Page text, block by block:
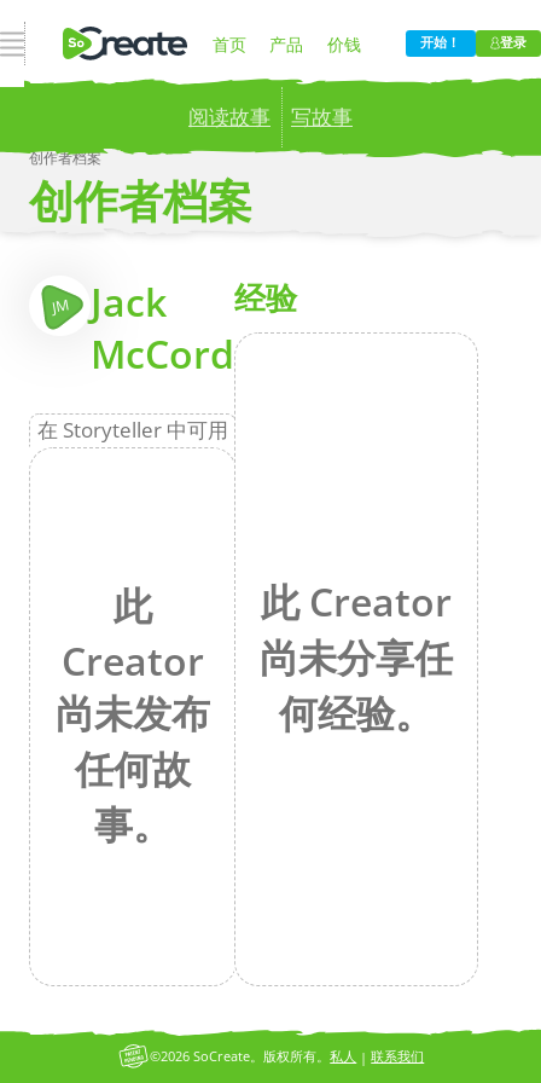
打开导航 首页 产品 价钱
博客 公司
开始！ 登录
阅读故事 写故事
Publish your stories to a global audience.
now!
创作者档案
创作者档案
JM
Jack
McCord
在 Storyteller 中可用
更
此
Creator
尚未发布
任何故
事。
经验
此 Creator
尚未分享任
何经验。
私人 |联系我们
©2026 SoCreate。版权所有。